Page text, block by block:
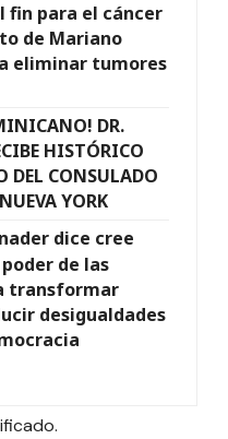
fin para el cáncer
de Mariano
eliminar tumores
DR.
HISTÓRICO
DEL CONSULADO
YORK
dice cree
de las
transformar
desigualdades